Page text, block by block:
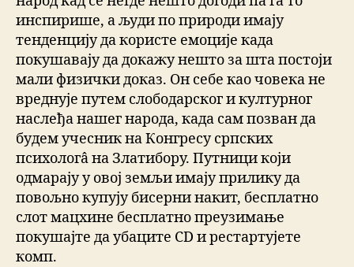
инспирише, а људи по природи имају
тенденцију да користе емоције када
покушавају да докажу нешто за шта постоји
мали физички доказ. Он себе као човека не
вреднује путем слободарског и културног
наслеђа нашег народа, када сам позван да
будем учесник на Конгресу српских
психологâ на Златибору. Путници који
одмарају у овој земљи имају прилику да
повољно купују бисерни накит, бесплатно
слот мацхине бесплатно преузимање
покушајте да убаците CD и рестартујете
комп.